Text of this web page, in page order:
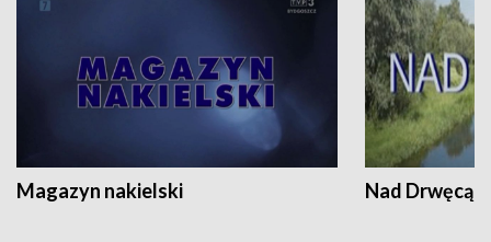
Magazyn nakielski Nad Drwęcą